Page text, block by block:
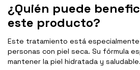
¿Quién puede
este producto?
Este tratamiento está especialmente
personas con piel seca. Su fórmula
mantener la piel hidratada y saludable.